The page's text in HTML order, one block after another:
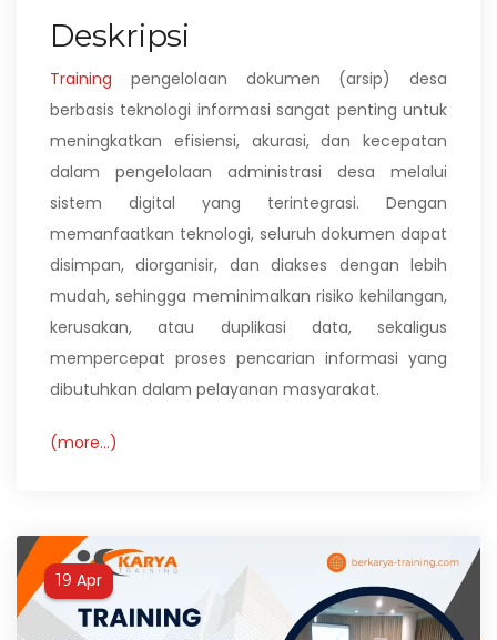
Deskripsi
Training pengelolaan dokumen (arsip) desa
berbasis teknologi informasi sangat penting untuk
meningkatkan efisiensi, akurasi, dan kecepatan
dalam pengelolaan administrasi desa melalui
sistem digital yang terintegrasi. Dengan
memanfaatkan teknologi, seluruh dokumen dapat
disimpan, diorganisir, dan diakses dengan lebih
mudah, sehingga meminimalkan risiko kehilangan,
kerusakan, atau duplikasi data, sekaligus
mempercepat proses pencarian informasi yang
dibutuhkan dalam pelayanan masyarakat.
(more…)
19 Apr